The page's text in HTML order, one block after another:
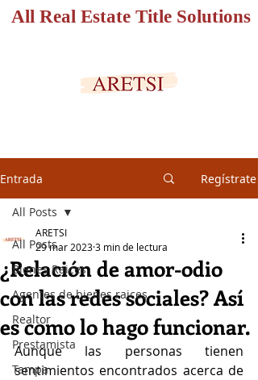
All Real Estate Title Solutions
Entrada Regístrate
All Posts
Bienes Raices
Agentes de bienes raices
Realtor
Prestamista
Tampa
All Posts
¿Relación de amor-odio
con las redes sociales? Así
es como lo hago funcionar.
ARETSI
29 mar 20233 min de lectura
Aunque las personas tienen
sentimientos encontrados acerca de